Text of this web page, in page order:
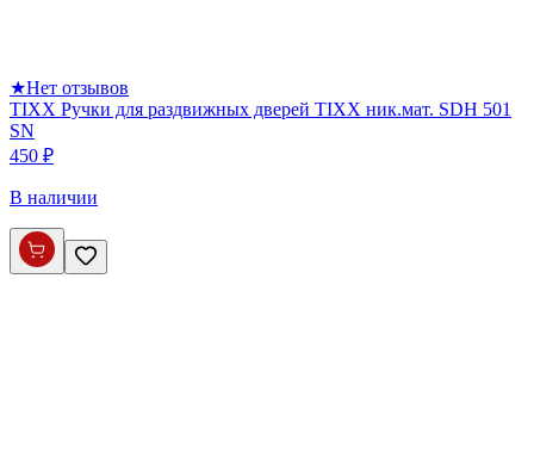
★Нет отзывов
TIXX Ручки для раздвижных дверей TIXX ник.мат. SDH 501
SN
450 ₽
В наличии